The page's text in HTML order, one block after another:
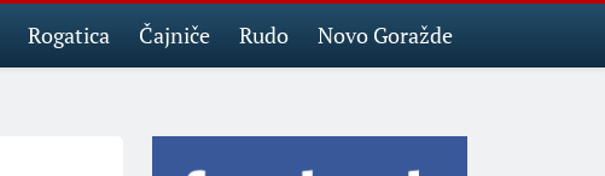
Rogatica Čajniče Rudo Novo Goražde